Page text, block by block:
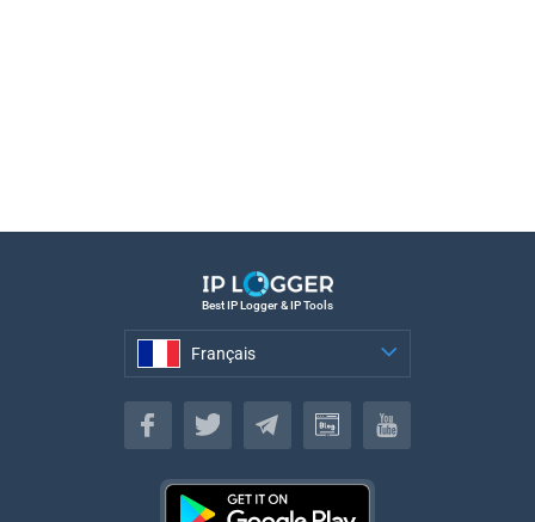
Best IP Logger & IP Tools
Français
Français